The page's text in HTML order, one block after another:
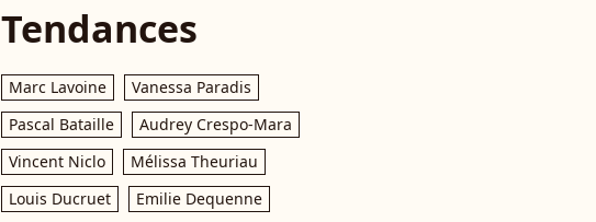
Tendances
Marc Lavoine
Vanessa Paradis
Pascal Bataille
Audrey Crespo-Mara
Vincent Niclo
Mélissa Theuriau
Louis Ducruet
Emilie Dequenne